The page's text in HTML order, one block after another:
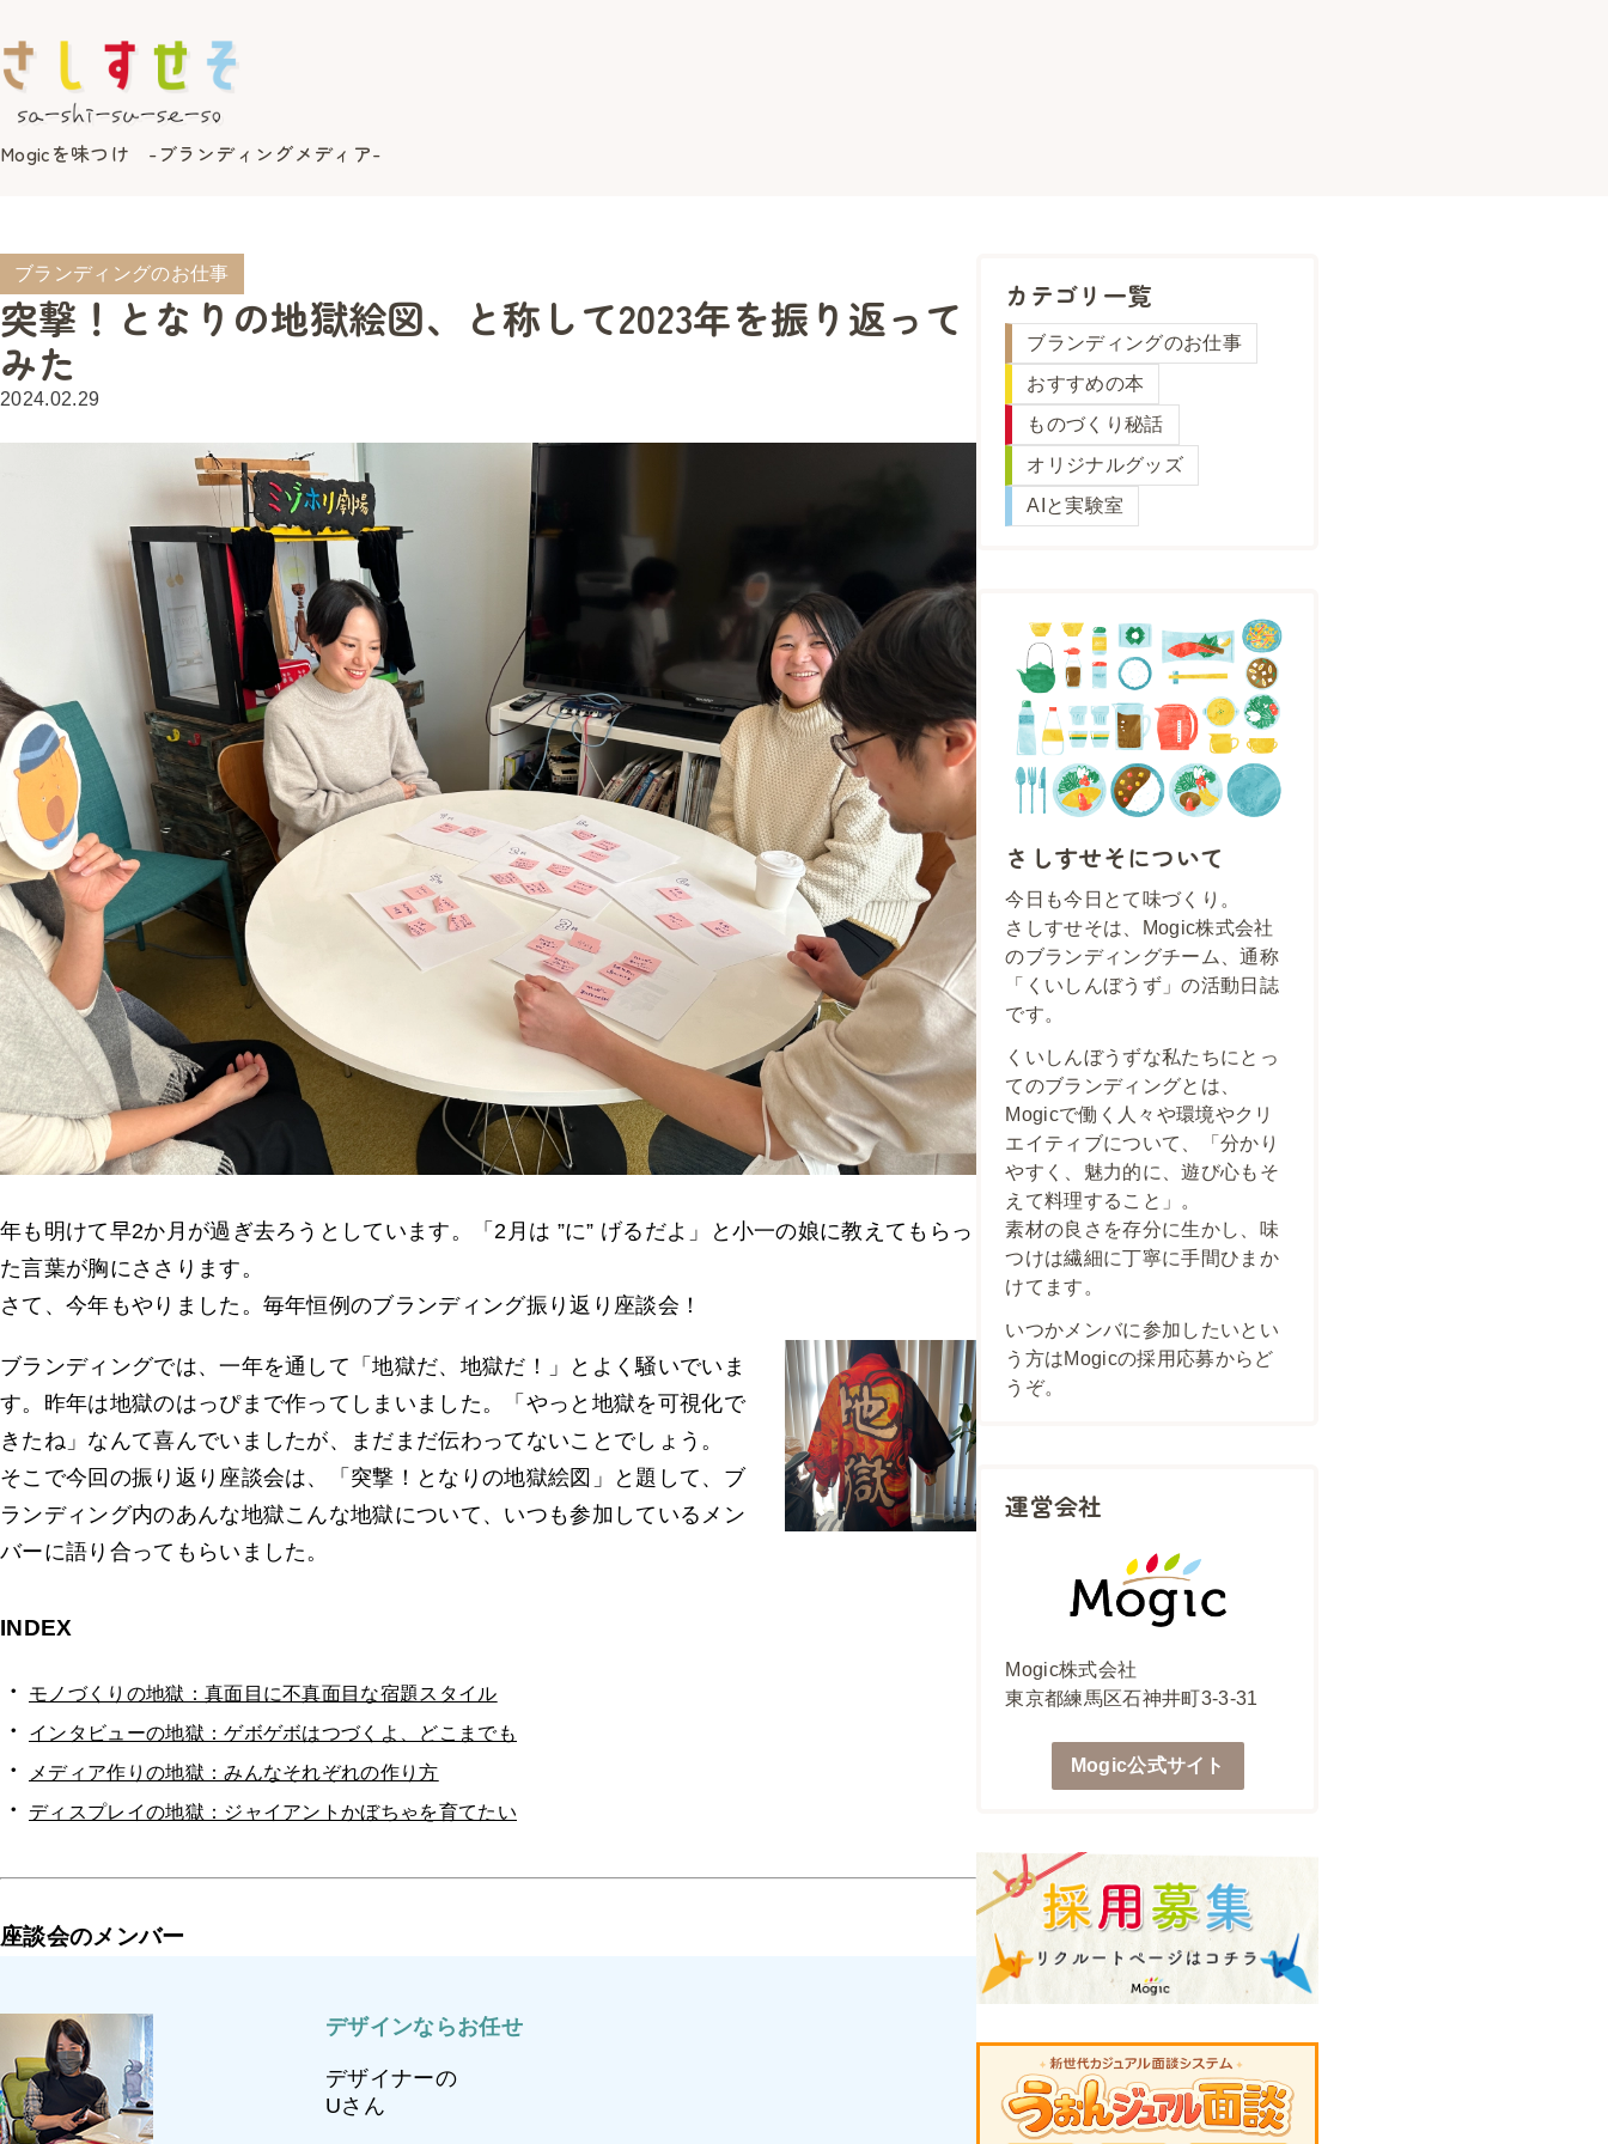
Mogicを味つけ -ブランディングメディア-
ブランディングのお仕事
突撃！となりの地獄絵図、と称して2023年を振り返って
みた
2024.02.29
年も明けて早2か月が過ぎ去ろうとしています。「2月は ”に” げるだよ」と小一の娘に教えてもらっ
た言葉が胸にささります。
さて、今年もやりました。毎年恒例のブランディング振り返り座談会！
ブランディングでは、一年を通して「地獄だ、地獄だ！」とよく騒いでいま
す。昨年は地獄のはっぴまで作ってしまいました。「やっと地獄を可視化で
きたね」なんて喜んでいましたが、まだまだ伝わってないことでしょう。
そこで今回の振り返り座談会は、「突撃！となりの地獄絵図」と題して、ブ
ランディング内のあんな地獄こんな地獄について、いつも参加しているメン
バーに語り合ってもらいました。
INDEX
モノづくりの地獄：真面目に不真面目な宿題スタイル
インタビューの地獄：ゲボゲボはつづくよ、どこまでも
メディア作りの地獄：みんなそれぞれの作り方
ディスプレイの地獄：ジャイアントかぼちゃを育てたい
座談会のメンバー
デザインならお任せ
デザイナーの
Uさん
カテゴリ一覧
ブランディングのお仕事
おすすめの本
ものづくり秘話
オリジナルグッズ
AIと実験室
さしすせそについて
今日も今日とて味づくり。
さしすせそは、Mogic株式会社
のブランディングチーム、通称
「くいしんぼうず」の活動日誌
です。
くいしんぼうずな私たちにとっ
てのブランディングとは、
Mogicで働く人々や環境やクリ
エイティブについて、「分かり
やすく、魅力的に、遊び心もそ
えて料理すること」。
素材の良さを存分に生かし、味
つけは繊細に丁寧に手間ひまか
けてます。
いつかメンバに参加したいとい
う方はMogicの採用応募からど
うぞ。
運営会社
Mogic株式会社
東京都練馬区石神井町3-3-31
Mogic公式サイト